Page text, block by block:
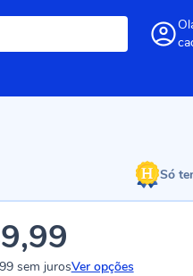
Só
sem jurosVer opções